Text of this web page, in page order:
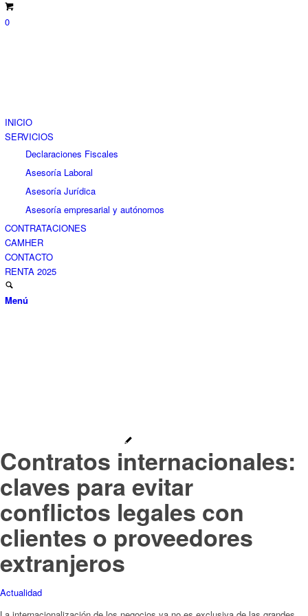
0
INICIO
SERVICIOS
Declaraciones Fiscales
Asesoría Laboral
Asesoría Jurídica
Asesoría empresarial y autónomos
CONTRATACIONES
CAMHER
CONTACTO
RENTA 2025
Menú
Contratos internacionales:
claves para evitar
conflictos legales con
clientes o proveedores
extranjeros
Actualidad